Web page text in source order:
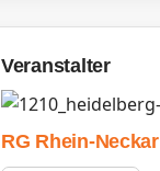
Veranstalter
RG Rhein-Neckar